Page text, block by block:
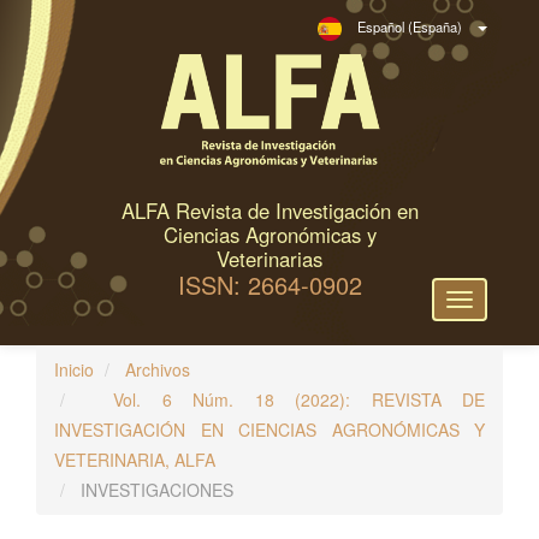
N
a
e
r
Español (España)
ALFA Revista de Investigación en
Ciencias Agronómicas y
Veterinarias
ISSN: 2664-0902
Toggle
Inicio
Archivos
Vol. 6 Núm. 18 (2022): REVISTA DE
INVESTIGACIÓN EN CIENCIAS AGRONÓMICAS Y
VETERINARIA, ALFA
INVESTIGACIONES